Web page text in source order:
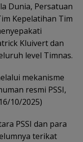
Dunia, Persatuan
Kepelatihan Tim
Kluivert dan
level Timnas.
mekanisme
resmi PSSI,
10/2025)
PSSI dan para
terikat